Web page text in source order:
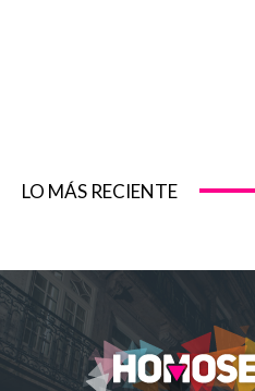
LO MÁS RECIENTE